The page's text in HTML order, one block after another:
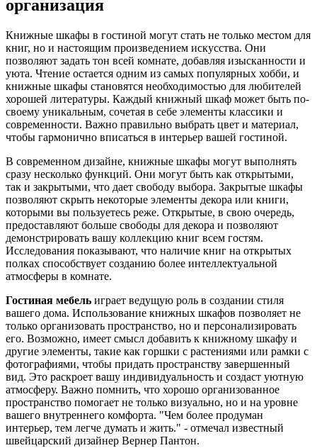
организация
Книжные шкафы в гостиной могут стать не только местом для
книг, но и настоящим произведением искусства. Они
позволяют задать тон всей комнате, добавляя изысканности и
уюта. Чтение остается одним из самых популярных хобби, и
книжные шкафы становятся необходимостью для любителей
хорошей литературы. Каждый книжный шкаф может быть по-
своему уникальным, сочетая в себе элементы классики и
современности. Важно правильно выбрать цвет и материал,
чтобы гармонично вписаться в интерьер вашей гостиной.
В современном дизайне, книжные шкафы могут выполнять
сразу несколько функций. Они могут быть как открытыми,
так и закрытыми, что дает свободу выбора. Закрытые шкафы
позволяют скрыть некоторые элементы декора или книги,
которыми вы пользуетесь реже. Открытые, в свою очередь,
предоставляют больше свободы для декора и позволяют
демонстрировать вашу коллекцию книг всем гостям.
Исследования показывают, что наличие книг на открытых
полках способствует созданию более интеллектуальной
атмосферы в комнате.
Гостиная мебель играет ведущую роль в создании стиля
вашего дома. Использование книжных шкафов позволяет не
только организовать пространство, но и персонализировать
его. Возможно, имеет смысл добавить к книжному шкафу и
другие элементы, такие как горшки с растениями или рамки с
фотографиями, чтобы придать пространству завершенный
вид. Это раскроет вашу индивидуальность и создаст уютную
атмосферу. Важно помнить, что хорошо организованное
пространство помогает не только визуально, но и на уровне
вашего внутреннего комфорта. "Чем более продуман
интерьер, тем легче думать и жить." - отмечал известный
швейцарский дизайнер Вернер Пантон.